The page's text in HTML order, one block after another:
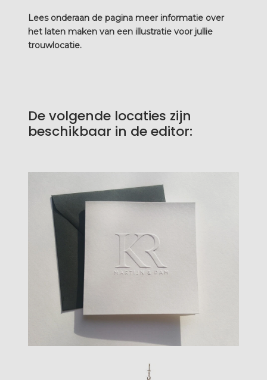
Lees onderaan de pagina meer informatie over
het laten maken van een illustratie voor jullie
trouwlocatie.
De volgende locaties zijn
beschikbaar in de editor: